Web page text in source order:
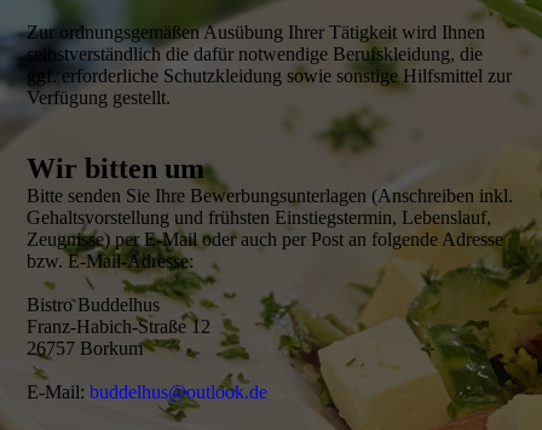
Zur ordnungsgemäßen Ausübung Ihrer Tätigkeit wird Ihnen
selbstverständlich die dafür notwendige Berufskleidung, die
ggf. erforderliche Schutzkleidung sowie sonstige Hilfsmittel zur
Verfügung gestellt.
Wir bitten um
Bitte senden Sie Ihre Bewerbungsunterlagen (Anschreiben inkl.
Gehaltsvorstellung und frühsten Einstiegstermin, Lebenslauf,
Zeugnisse) per E-Mail oder auch per Post an folgende Adresse
bzw. E-Mail-Adresse:
Bistro Buddelhus
Franz-Habich-Straße 12
26757 Borkum
E-Mail:buddelhus@outlook.de